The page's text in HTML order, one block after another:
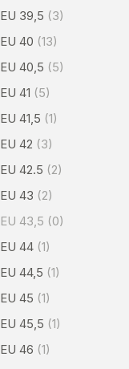
EU 39,5 (3)
EU 40 (13)
EU 40,5 (5)
EU 41 (5)
EU 41,5 (1)
EU 42 (3)
EU 42.5 (2)
EU 43 (2)
EU 43,5 (0)
EU 44 (1)
EU 44,5 (1)
EU 45 (1)
EU 45,5 (1)
EU 46 (1)